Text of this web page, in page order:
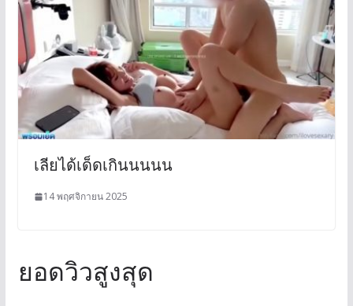
เลียได้เด็ดเกินนนนน
14 พฤศจิกายน 2025
ยอดวิวสูงสุด